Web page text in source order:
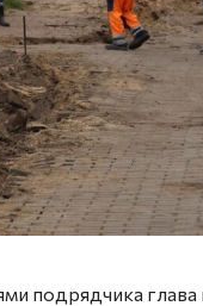
подрядчика